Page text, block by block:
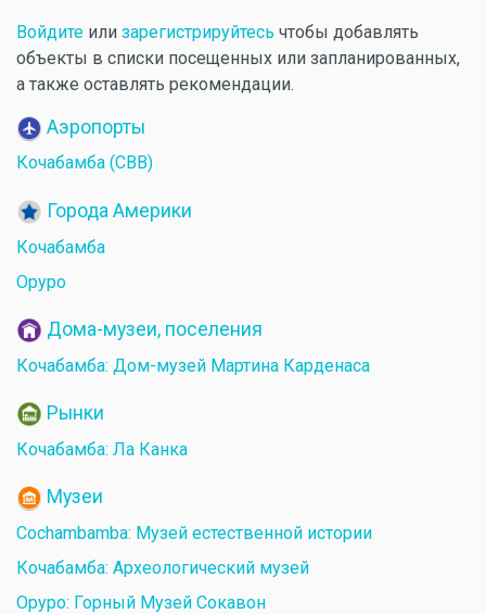
Войдите или зарегистрируйтесь чтобы добавлять
объекты в списки посещенных или запланированных,
а также оставлять рекомендации.
Аэропорты
Кочабамба (CBB)
Города Америки
Кочабамба
Оруро
Дома-музеи, поселения
Кочабамба: Дом-музей Мартина Карденаса
Рынки
Кочабамба: Ла Канка
Музеи
Cochambamba: Музей естественной истории
Кочабамба: Археологический музей
Оруро: Горный Музей Сокавон